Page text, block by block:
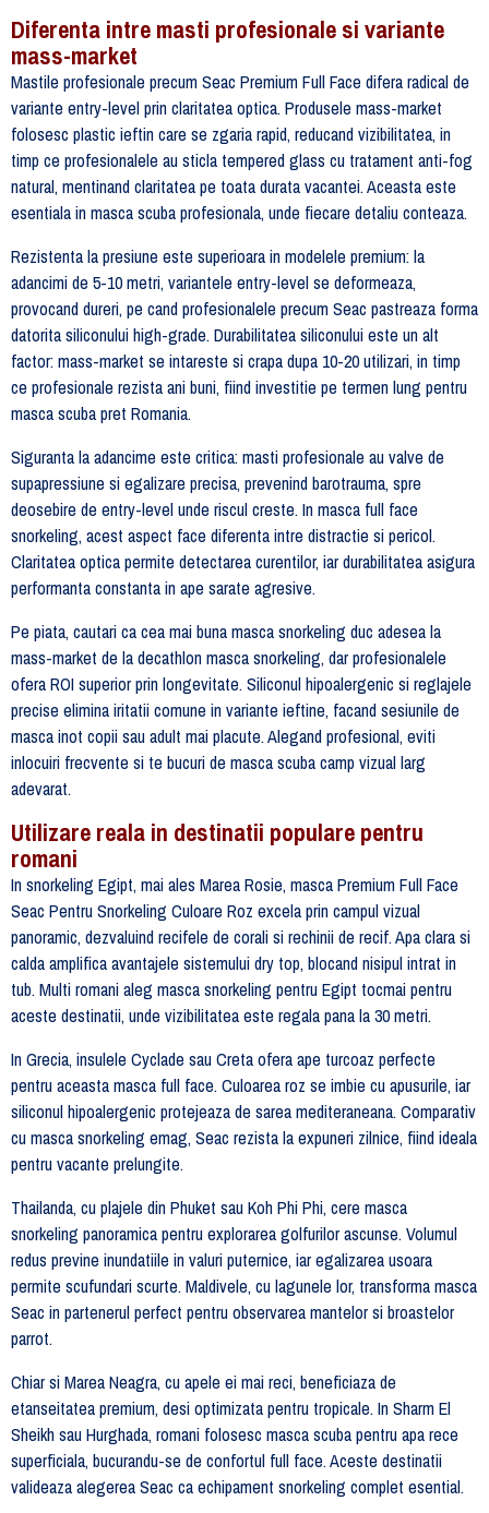
Diferenta intre masti profesionale si variante
mass-market
Mastile profesionale precum Seac Premium Full Face difera radical de
variante entry-level prin claritatea optica. Produsele mass-market
folosesc plastic ieftin care se zgaria rapid, reducand vizibilitatea, in
timp ce profesionalele au sticla tempered glass cu tratament anti-fog
natural, mentinand claritatea pe toata durata vacantei. Aceasta este
esentiala in masca scuba profesionala, unde fiecare detaliu conteaza.
Rezistenta la presiune este superioara in modelele premium: la
adancimi de 5-10 metri, variantele entry-level se deformeaza,
provocand dureri, pe cand profesionalele precum Seac pastreaza forma
datorita siliconului high-grade. Durabilitatea siliconului este un alt
factor: mass-market se intareste si crapa dupa 10-20 utilizari, in timp
ce profesionale rezista ani buni, fiind investitie pe termen lung pentru
masca scuba pret Romania.
Siguranta la adancime este critica: masti profesionale au valve de
supapressiune si egalizare precisa, prevenind barotrauma, spre
deosebire de entry-level unde riscul creste. In masca full face
snorkeling, acest aspect face diferenta intre distractie si pericol.
Claritatea optica permite detectarea curentilor, iar durabilitatea asigura
performanta constanta in ape sarate agresive.
Pe piata, cautari ca cea mai buna masca snorkeling duc adesea la
mass-market de la decathlon masca snorkeling, dar profesionalele
ofera ROI superior prin longevitate. Siliconul hipoalergenic si reglajele
precise elimina iritatii comune in variante ieftine, facand sesiunile de
masca inot copii sau adult mai placute. Alegand profesional, eviti
inlocuiri frecvente si te bucuri de masca scuba camp vizual larg
adevarat.
Utilizare reala in destinatii populare pentru
romani
In snorkeling Egipt, mai ales Marea Rosie, masca Premium Full Face
Seac Pentru Snorkeling Culoare Roz excela prin campul vizual
panoramic, dezvaluind recifele de corali si rechinii de recif. Apa clara si
calda amplifica avantajele sistemului dry top, blocand nisipul intrat in
tub. Multi romani aleg masca snorkeling pentru Egipt tocmai pentru
aceste destinatii, unde vizibilitatea este regala pana la 30 metri.
In Grecia, insulele Cyclade sau Creta ofera ape turcoaz perfecte
pentru aceasta masca full face. Culoarea roz se imbie cu apusurile, iar
siliconul hipoalergenic protejeaza de sarea mediteraneana. Comparativ
cu masca snorkeling emag, Seac rezista la expuneri zilnice, fiind ideala
pentru vacante prelungite.
Thailanda, cu plajele din Phuket sau Koh Phi Phi, cere masca
snorkeling panoramica pentru explorarea golfurilor ascunse. Volumul
redus previne inundatiile in valuri puternice, iar egalizarea usoara
permite scufundari scurte. Maldivele, cu lagunele lor, transforma masca
Seac in partenerul perfect pentru observarea mantelor si broastelor
parrot.
Chiar si Marea Neagra, cu apele ei mai reci, beneficiaza de
etanseitatea premium, desi optimizata pentru tropicale. In Sharm El
Sheikh sau Hurghada, romani folosesc masca scuba pentru apa rece
superficiala, bucurandu-se de confortul full face. Aceste destinatii
valideaza alegerea Seac ca echipament snorkeling complet esential.